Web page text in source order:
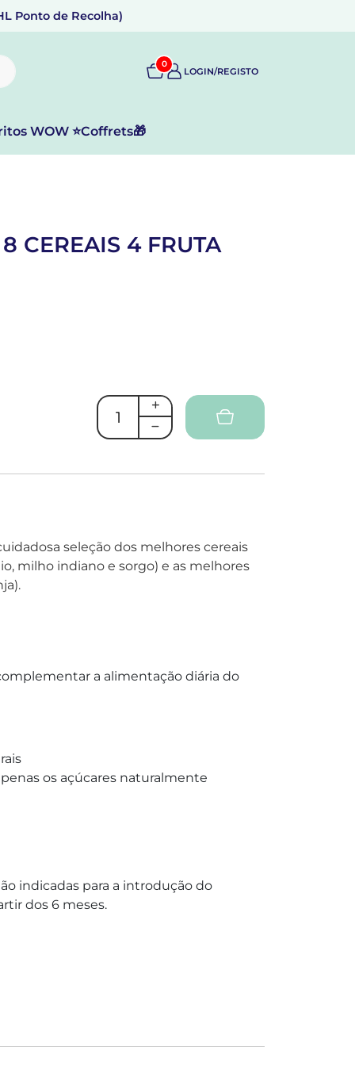
Ponto de Recolha)
0
LOGIN/REGISTO
WOW ⭐Coffrets🎁
CEREAIS 4 FRUTA
seleção dos melhores cereais
milho indiano e sorgo) e as melhores
a alimentação diária do
os açúcares naturalmente
indicadas para a introdução do
dos 6 meses.